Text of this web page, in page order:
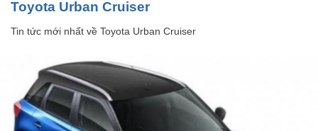
Toyota Urban Cruiser
Tin tức mới nhất về Toyota Urban Cruiser